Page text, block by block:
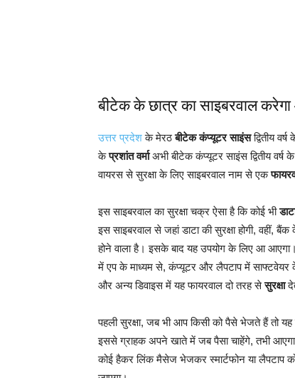
बीटेक के छात्र का साइबरवाल करेगा
उत्तर प्रदेशके मेरठबीटेक कंप्यूटर साइंसद्वितीय
केप्रशांत वर्माअभी बीटेक कंप्यूटर साइंस द्वितीय
वायरस से सुरक्षा के लिए साइबरवाल नाम से एक
इस साइबरवाल का सुरक्षा चक्र ऐसा है कि कोई भी
इस साइबरवाल से जहां डाटा की सुरक्षा होगी, वहीं,
होने वाला है। इसके बाद यह उपयोग के लिए आ
में एप के माध्यम से, कंप्यूटर और लैपटाप में साफ्टवेयर
और अन्य डिवाइस में यह फायरवाल दो तरह सेसुरक्षा
पहली सुरक्षा, जब भी आप किसी को पैसे भेजते हैं तो
इससे ग्राहक अपने खाते में जब पैसा चाहेंगे, तभी
कोई हैकर लिंक मैसेज भेजकर स्मार्टफोन या लैपटाप